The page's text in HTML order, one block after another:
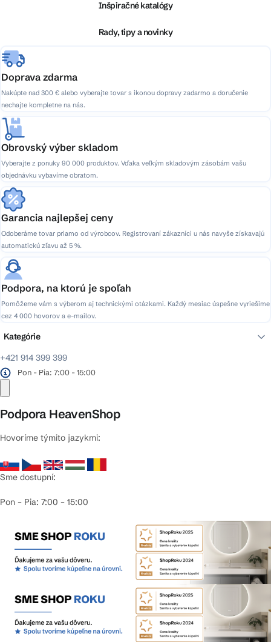
p
r
v
k
y
v
ý
p
s
u
e
Inšpiračné katalógy
Rady, tipy a novinky
Doprava zdarma
Nakúpte nad 300 € alebo vyberajte tovar s ikonou dopravy zadarmo a doručenie
nechajte kompletne na nás.
Obrovský výber skladom
Vyberajte z ponuky 90 000 produktov. Vďaka veľkým skladovým zásobám vašu
objednávku vybavíme obratom.
Garancia najlepšej ceny
Odoberáme tovar priamo od výrobcov. Registrovaní zákazníci u nás navyše získavajú
automatickú zľavu až 5 %.
Podpora, na ktorú je spoľah
Pomôžeme vám s výberom aj technickými otázkami. Každý mesiac úspešne vyriešime
cez 4 000 hovorov a e-mailov.
+421 914 399 399
Pon - Pia: 7:00 - 15:00
Podpora HeavenShop
Hovoríme týmito jazykmi:
Sme dostupní:
Pon – Pia: 7:00 – 15:00
Kategórie